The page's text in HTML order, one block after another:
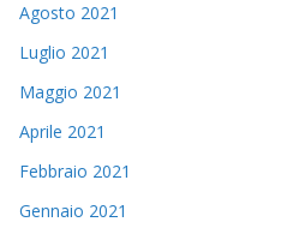
Agosto 2021
Luglio 2021
Maggio 2021
Aprile 2021
Febbraio 2021
Gennaio 2021